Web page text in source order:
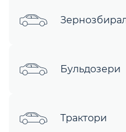
Бульдозери
Трактори